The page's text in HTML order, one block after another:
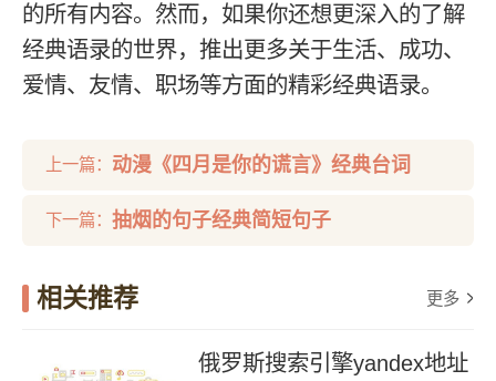
的所有内容。然而，如果你还想更深入的了解
经典语录的世界，推出更多关于生活、成功、
爱情、友情、职场等方面的精彩经典语录。
上一篇： 动漫《四月是你的谎言》经典台词
下一篇： 抽烟的句子经典简短句子
相关推荐 更多
俄罗斯搜索引擎yandex地址